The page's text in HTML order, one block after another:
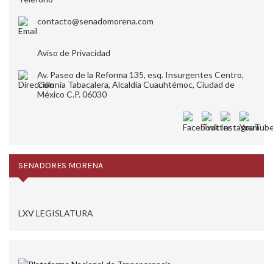
contacto@senadomorena.com
Aviso de Privacidad
Av. Paseo de la Reforma 135, esq. Insurgentes Centro,
Colonia Tabacalera, Alcaldía Cuauhtémoc, Ciudad de
México C.P. 06030
SENADORES MORENA
LXV LEGISLATURA